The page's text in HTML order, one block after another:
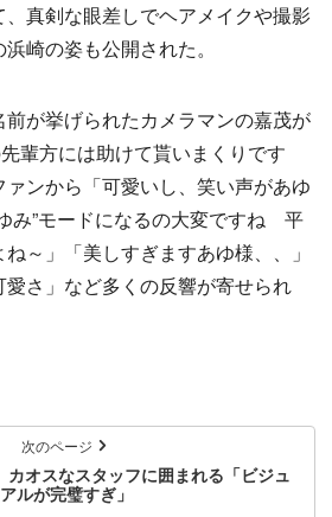
真剣な眼差しでヘアメイクや撮影
崎の姿も公開された。
が挙げられたカメラマンの嘉茂が
輩方には助けて貰いまくりです
ンから「可愛いし、笑い声があゆ
み”モードになるの大変ですね 平
～」「美しすぎますあゆ様、、」
愛さ」など多くの反響が寄せられ
次のページ
カオスなスタッフに囲まれる「ビジュ
アルが完璧すぎ」